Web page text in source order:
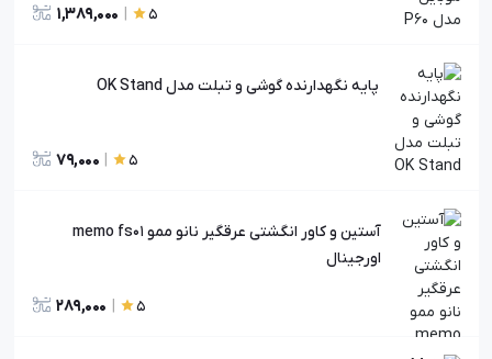
5
1,389,000
پایه نگهدارنده گوشی و تبلت مدل OK Stand
5
79,000
آستین و کاور انگشتی عرقگیر نانو ممو memo fs01
اورجینال
5
289,000